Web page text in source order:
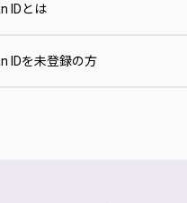
IDとは
IDを未登録の方